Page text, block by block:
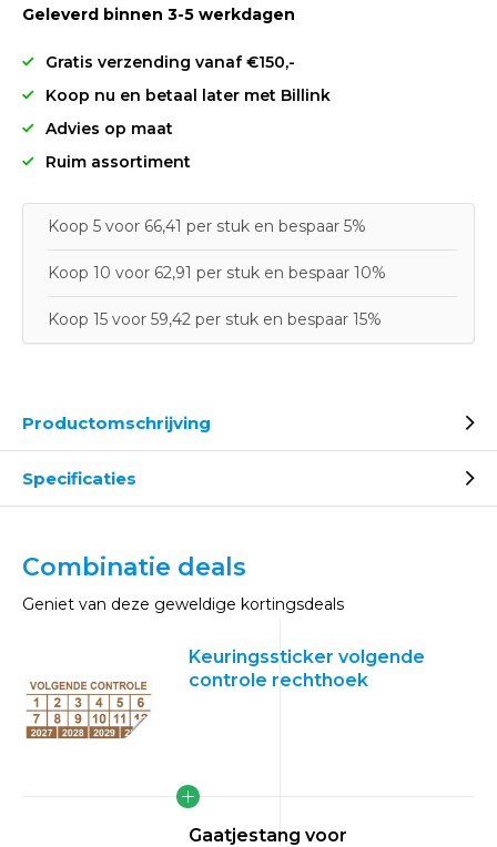
Geleverd binnen 3-5 werkdagen
Gratis verzending vanaf €150,-
Koop nu en betaal later met Billink
Advies op maat
Ruim assortiment
Koop 5 voor 66,41 per stuk en bespaar 5%
Koop 10 voor 62,91 per stuk en bespaar 10%
Koop 15 voor 59,42 per stuk en bespaar 15%
Productomschrijving
Specificaties
Combinatie deals
Geniet van deze geweldige kortingsdeals
Keuringssticker volgende
controle rechthoek
Gaatjestang voor